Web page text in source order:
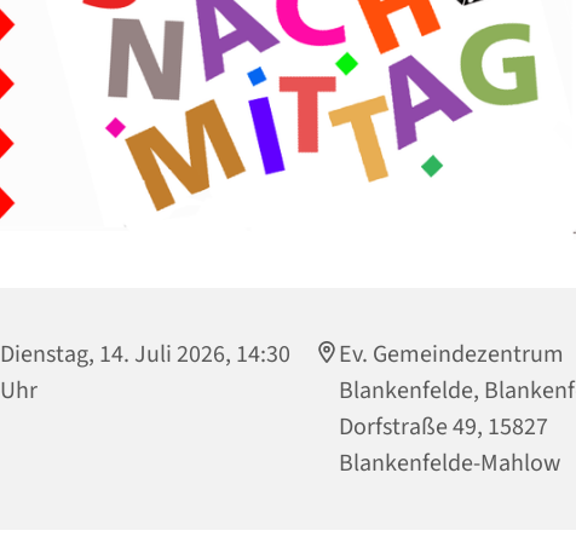
Dienstag, 14. Juli 2026, 14:30
Uhr
Ev. Gemeindezentrum
Blankenfelde,
Dorfstraße 49, 15827
Blankenfelde-Mahlow